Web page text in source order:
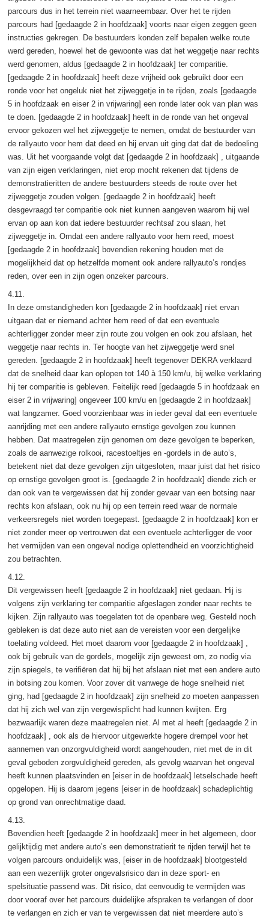
parcours dus in het terrein niet waarneembaar. Over het te rijden
parcours had [gedaagde 2 in hoofdzaak] voorts naar eigen zeggen geen
instructies gekregen. De bestuurders konden zelf bepalen welke route
werd gereden, hoewel het de gewoonte was dat het weggetje naar rechts
werd genomen, aldus [gedaagde 2 in hoofdzaak] ter comparitie.
[gedaagde 2 in hoofdzaak] heeft deze vrijheid ook gebruikt door een
ronde voor het ongeluk niet het zijweggetje in te rijden, zoals [gedaagde
5 in hoofdzaak en eiser 2 in vrijwaring] een ronde later ook van plan was
te doen. [gedaagde 2 in hoofdzaak] heeft in de ronde van het ongeval
ervoor gekozen wel het zijweggetje te nemen, omdat de bestuurder van
de rallyauto voor hem dat deed en hij ervan uit ging dat dat de bedoeling
was. Uit het voorgaande volgt dat [gedaagde 2 in hoofdzaak] , uitgaande
van zijn eigen verklaringen, niet erop mocht rekenen dat tijdens de
demonstratieritten de andere bestuurders steeds de route over het
zijweggetje zouden volgen. [gedaagde 2 in hoofdzaak] heeft
desgevraagd ter comparitie ook niet kunnen aangeven waarom hij wel
ervan op aan kon dat iedere bestuurder rechtsaf zou slaan, het
zijweggetje in. Omdat een andere rallyauto voor hem reed, moest
[gedaagde 2 in hoofdzaak] bovendien rekening houden met de
mogelijkheid dat op hetzelfde moment ook andere rallyauto’s rondjes
reden, over een in zijn ogen onzeker parcours.
4.11.
In deze omstandigheden kon [gedaagde 2 in hoofdzaak] niet ervan
uitgaan dat er niemand achter hem reed of dat een eventuele
achterligger zonder meer zijn route zou volgen en ook zou afslaan, het
weggetje naar rechts in. Ter hoogte van het zijweggetje werd snel
gereden. [gedaagde 2 in hoofdzaak] heeft tegenover DEKRA verklaard
dat de snelheid daar kan oplopen tot 140 à 150 km/u, bij welke verklaring
hij ter comparitie is gebleven. Feitelijk reed [gedaagde 5 in hoofdzaak en
eiser 2 in vrijwaring] ongeveer 100 km/u en [gedaagde 2 in hoofdzaak]
wat langzamer. Goed voorzienbaar was in ieder geval dat een eventuele
aanrijding met een andere rallyauto ernstige gevolgen zou kunnen
hebben. Dat maatregelen zijn genomen om deze gevolgen te beperken,
zoals de aanwezige rolkooi, racestoeltjes en -gordels in de auto’s,
betekent niet dat deze gevolgen zijn uitgesloten, maar juist dat het risico
op ernstige gevolgen groot is. [gedaagde 2 in hoofdzaak] diende zich er
dan ook van te vergewissen dat hij zonder gevaar van een botsing naar
rechts kon afslaan, ook nu hij op een terrein reed waar de normale
verkeersregels niet worden toegepast. [gedaagde 2 in hoofdzaak] kon er
niet zonder meer op vertrouwen dat een eventuele achterligger de voor
het vermijden van een ongeval nodige oplettendheid en voorzichtigheid
zou betrachten.
4.12.
Dit vergewissen heeft [gedaagde 2 in hoofdzaak] niet gedaan. Hij is
volgens zijn verklaring ter comparitie afgeslagen zonder naar rechts te
kijken. Zijn rallyauto was toegelaten tot de openbare weg. Gesteld noch
gebleken is dat deze auto niet aan de vereisten voor een dergelijke
toelating voldeed. Het moet daarom voor [gedaagde 2 in hoofdzaak] ,
ook bij gebruik van de gordels, mogelijk zijn geweest om, zo nodig via
zijn spiegels, te verifiëren dat hij bij het afslaan niet met een andere auto
in botsing zou komen. Voor zover dit vanwege de hoge snelheid niet
ging, had [gedaagde 2 in hoofdzaak] zijn snelheid zo moeten aanpassen
dat hij zich wel van zijn vergewisplicht had kunnen kwijten. Erg
bezwaarlijk waren deze maatregelen niet. Al met al heeft [gedaagde 2 in
hoofdzaak] , ook als de hiervoor uitgewerkte hogere drempel voor het
aannemen van onzorgvuldigheid wordt aangehouden, niet met de in dit
geval geboden zorgvuldigheid gereden, als gevolg waarvan het ongeval
heeft kunnen plaatsvinden en [eiser in de hoofdzaak] letselschade heeft
opgelopen. Hij is daarom jegens [eiser in de hoofdzaak] schadeplichtig
op grond van onrechtmatige daad.
4.13.
Bovendien heeft [gedaagde 2 in hoofdzaak] meer in het algemeen, door
gelijktijdig met andere auto’s een demonstratierit te rijden terwijl het te
volgen parcours onduidelijk was, [eiser in de hoofdzaak] blootgesteld
aan een wezenlijk groter ongevalsrisico dan in deze sport- en
spelsituatie passend was. Dit risico, dat eenvoudig te vermijden was
door vooraf over het parcours duidelijke afspraken te verlangen of door
te verlangen en zich er van te vergewissen dat niet meerdere auto’s